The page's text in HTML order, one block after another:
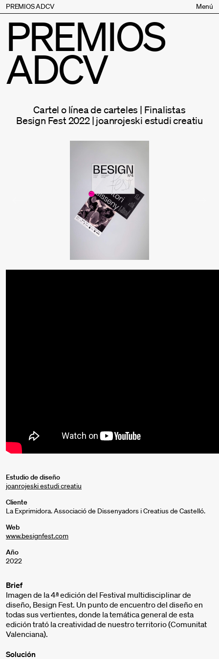
PREMIOS ADCV
Bases
Jurado
Inscripción
Palmarés
Premios especiales
Supporters
Contacto
Menú
PREMIOS
ADCV
Cartel o línea de carteles | Finalistas
Besign Fest 2022 | joanrojeski estudi creatiu
Estudio de diseño
joanrojeski estudi creatiu
Cliente
La Exprimidora. Associació de Dissenyadors i Creatius de Castelló.
Web
www.besignfest.com
Año
2022
Brief
Imagen de la 4ª edición del Festival multidisciplinar de
diseño, Besign Fest. Un punto de encuentro del diseño en
todas sus vertientes, donde la temática general de esta
edición trató la creatividad de nuestro territorio (Comunitat
Valenciana).
Solución